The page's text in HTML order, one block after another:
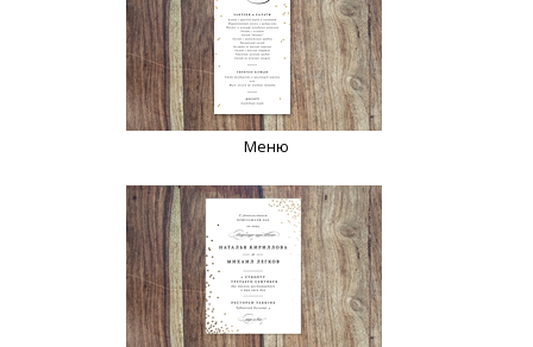
Меню